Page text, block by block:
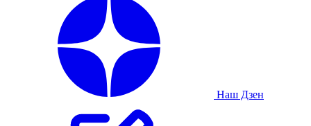
Наш Дзен